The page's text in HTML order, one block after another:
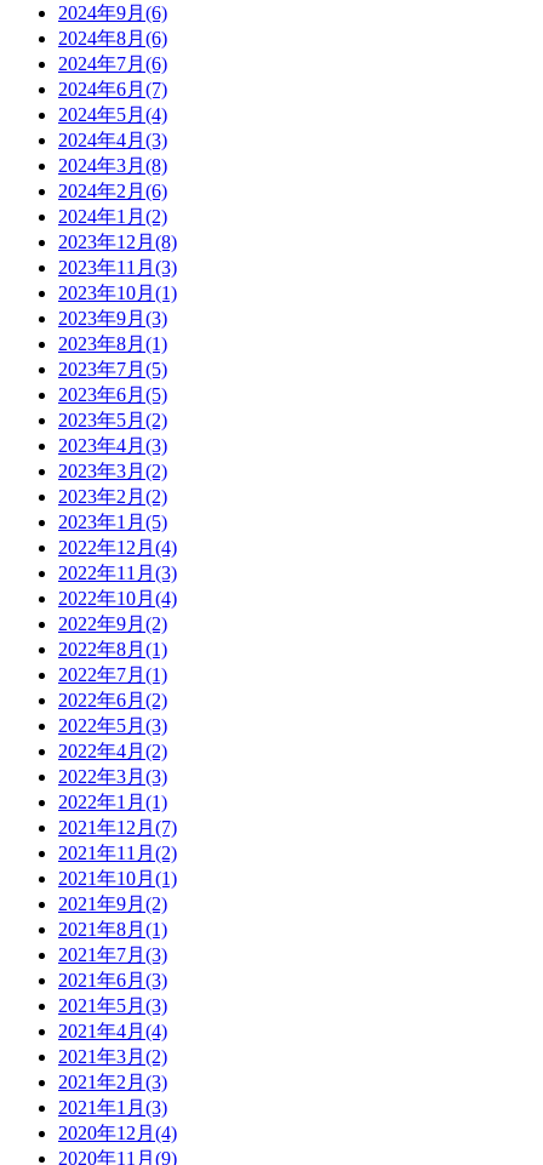
2024年9月(6)
2024年8月(6)
2024年7月(6)
2024年6月(7)
2024年5月(4)
2024年4月(3)
2024年3月(8)
2024年2月(6)
2024年1月(2)
2023年12月(8)
2023年11月(3)
2023年10月(1)
2023年9月(3)
2023年8月(1)
2023年7月(5)
2023年6月(5)
2023年5月(2)
2023年4月(3)
2023年3月(2)
2023年2月(2)
2023年1月(5)
2022年12月(4)
2022年11月(3)
2022年10月(4)
2022年9月(2)
2022年8月(1)
2022年7月(1)
2022年6月(2)
2022年5月(3)
2022年4月(2)
2022年3月(3)
2022年1月(1)
2021年12月(7)
2021年11月(2)
2021年10月(1)
2021年9月(2)
2021年8月(1)
2021年7月(3)
2021年6月(3)
2021年5月(3)
2021年4月(4)
2021年3月(2)
2021年2月(3)
2021年1月(3)
2020年12月(4)
2020年11月(9)